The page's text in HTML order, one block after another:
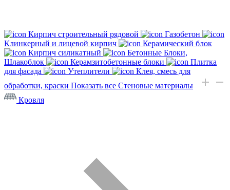
Кирпич строительный рядовой
Газобетон
Клинкерный и лицевой кирпич
Керамический блок
Кирпич силикатный
Бетонные Блоки,
Шлакоблок
Керамзитобетонные блоки
Плитка
для фасада
Утеплители
Клея, смесь для
обработки, краски Показать все Стеновые материалы
Кровля